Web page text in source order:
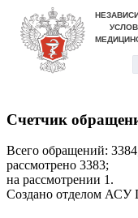
Счетчик
Всего обращений:
рассмотрено 3383;
на рассмотрении 1.
Создано отделом АСУ